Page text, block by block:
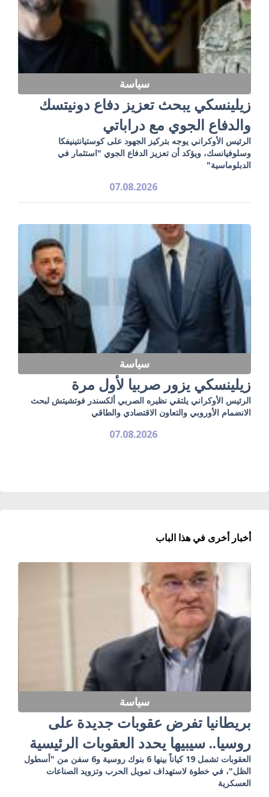
سياسة
زيلينسكي يبحث تعزيز دفاع دونيتسك
والدفاع الجوي مع دراباتي
الرئيس الأوكراني يوجه بتركيز الجهود على كوستيانتينيفكا
وسلوفيانسك، ويؤكد أن تعزيز الدفاع الجوي "استثمار في
الدبلوماسية"
07.08.2026
سياسة
زيلينسكي يزور صربيا لأول مرة
الرئيس الأوكراني يلتقي نظيره الصربي ألكسندر فوتشيتش لبحث
الانضمام الأوروبي والتعاون الاقتصادي والطاقي
07.08.2026
أخبار أخرى في هذا الباب
سياسة
بريطانيا تفرض عقوبات جديدة على
روسيا.. سيبيها يحدد العقوبات الرئيسية
العقوبات تشمل 19 كياناً بينها 6 بنوك روسية و6 سفن من "أسطول
الظل"، في خطوة لاستهداف تمويل الحرب وتزويد الصناعات
العسكرية